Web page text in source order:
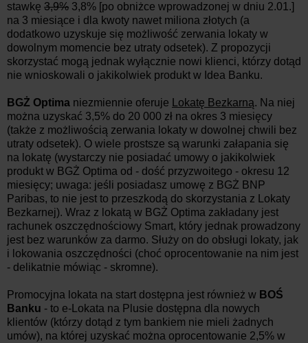
stawkę 3,9% 3,8% [po obniżce wprowadzonej w dniu 2.01.]
na 3 miesiące i dla kwoty nawet miliona złotych (a
dodatkowo uzyskuje się możliwość zerwania lokaty w
dowolnym momencie bez utraty odsetek). Z propozycji
skorzystać mogą jednak wyłącznie nowi klienci, którzy dotąd
nie wnioskowali o jakikolwiek produkt w Idea Banku.
BGŻ Optima niezmiennie oferuje Lokatę Bezkarną. Na niej
można uzyskać 3,5% do 20 000 zł na okres 3 miesięcy
(także z możliwością zerwania lokaty w dowolnej chwili bez
utraty odsetek). O wiele prostsze są warunki załapania się
na lokatę (wystarczy nie posiadać umowy o jakikolwiek
produkt w BGŻ Optima od - dość przyzwoitego - okresu 12
miesięcy; uwaga: jeśli posiadasz umowę z BGŻ BNP
Paribas, to nie jest to przeszkodą do skorzystania z Lokaty
Bezkarnej). Wraz z lokatą w BGŻ Optima zakładany jest
rachunek oszczędnościowy Smart, który jednak prowadzony
jest bez warunków za darmo. Służy on do obsługi lokaty, jak
i lokowania oszczędności (choć oprocentowanie na nim jest
- delikatnie mówiąc - skromne).
Promocyjna lokata na start dostępna jest również w BOŚ
Banku - to e-Lokata na Plusie dostępna dla nowych
klientów (którzy dotąd z tym bankiem nie mieli żadnych
umów), na której uzyskać można oprocentowanie 2,5% w